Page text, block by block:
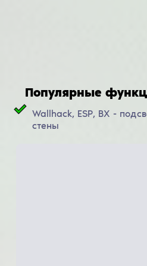
Популярные
Wallhack, ESP, ВХ -
стены